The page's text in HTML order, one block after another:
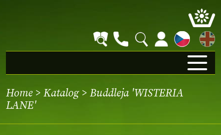
EN
Home > Katalog> Buddleja 'WISTERIA
LANE'